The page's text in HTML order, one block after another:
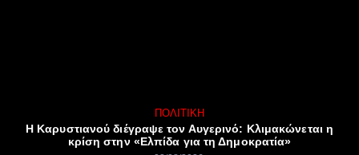
ΠΟΛΙΤΙΚΉ
Η Καρυστιανού διέγραψε τον Αυγερινό: Κλιμακώνεται η
κρίση στην «Ελπίδα για τη Δημοκρατία»